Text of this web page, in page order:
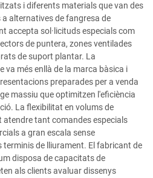
i diferents materials que van des
a alternatives de fangresa de
accepta sol·licituds especials com
de puntera, zones ventilades
de suport plantar. La
va més enllà de la marca bàsica i
preparades per a venda
massiu que optimitzen l'eficiència
La flexibilitat en volums de
tant comandes especials
a gran escala sense
de lliurament. El fabricant de
disposa de capacitats de
als clients avaluar dissenys